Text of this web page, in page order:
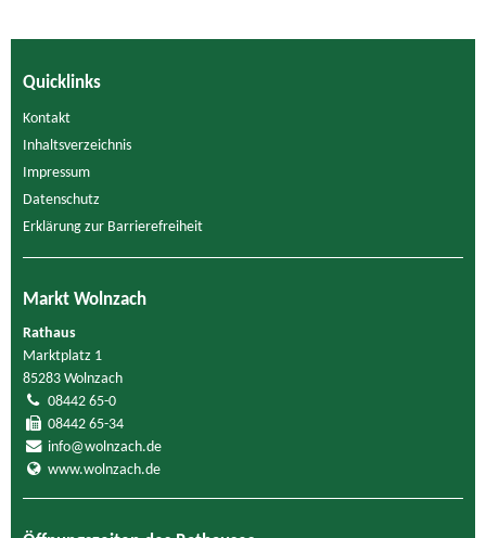
Quicklinks
Kontakt
Inhaltsverzeichnis
Impressum
Datenschutz
Erklärung zur Barrierefreiheit
Markt Wolnzach
Rathaus
Marktplatz 1
85283 Wolnzach
08442 65-0
08442 65-34
info@wolnzach.de
www.wolnzach.de